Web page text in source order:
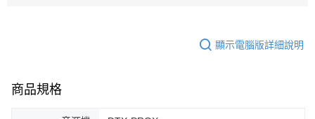
顯示電腦版詳細說明
商品規格